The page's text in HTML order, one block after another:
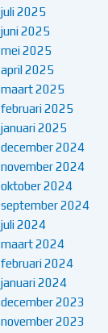
juli 2025
juni 2025
mei 2025
april 2025
maart 2025
februari 2025
januari 2025
december 2024
november 2024
oktober 2024
september 2024
juli 2024
maart 2024
februari 2024
januari 2024
december 2023
november 2023